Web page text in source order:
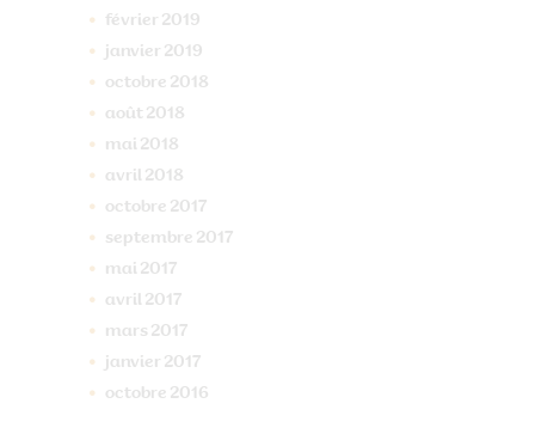
février 2019
janvier 2019
octobre 2018
août 2018
mai 2018
avril 2018
octobre 2017
septembre 2017
mai 2017
avril 2017
mars 2017
janvier 2017
octobre 2016